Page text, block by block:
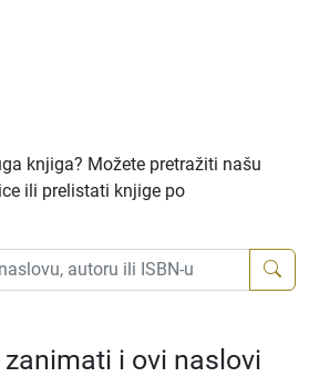
knjiga? Možete pretražiti našu
ili prelistati knjige po
i ovi naslovi